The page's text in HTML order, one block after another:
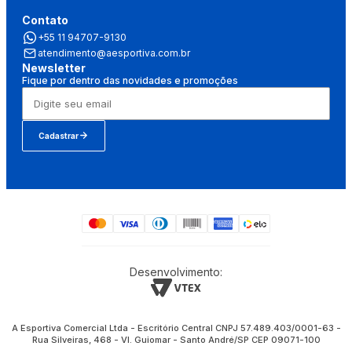
Contato
+55 11 94707-9130
atendimento@aesportiva.com.br
Newsletter
Fique por dentro das novidades e promoções
Cadastrar
Desenvolvimento:
A Esportiva Comercial Ltda - Escritório Central CNPJ 57.489.403/0001-63 -
Rua Silveiras, 468 - Vl. Guiomar - Santo André/SP CEP 09071-100